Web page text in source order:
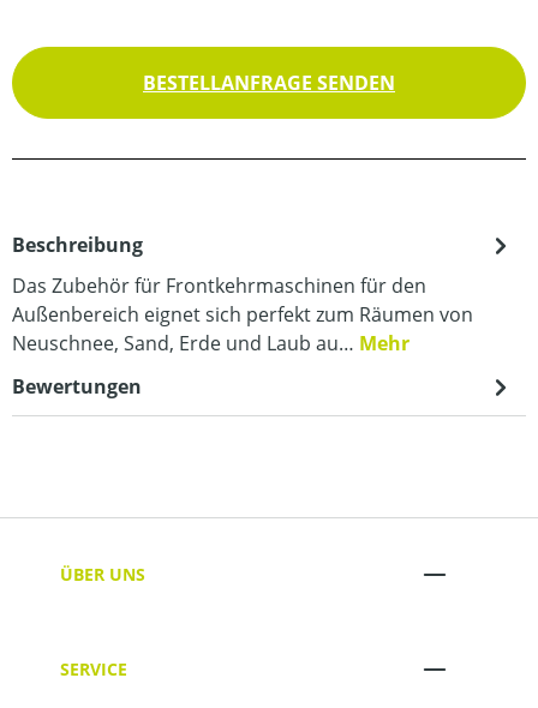
BESTELLANFRAGE SENDEN
Beschreibung
Das Zubehör für Frontkehrmaschinen für den
Außenbereich eignet sich perfekt zum Räumen von
Neuschnee, Sand, Erde und Laub au… Mehr
Bewertungen
ÜBER UNS
SERVICE